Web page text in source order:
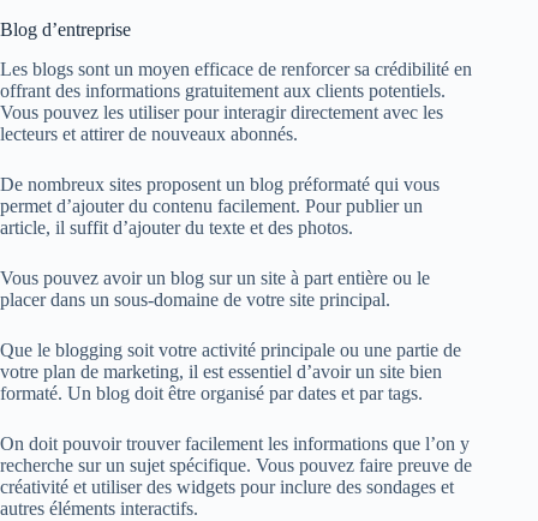
Blog d’entreprise
Les blogs sont un moyen efficace de renforcer sa crédibilité en
offrant des informations gratuitement aux clients potentiels.
Vous pouvez les utiliser pour interagir directement avec les
lecteurs et attirer de nouveaux abonnés.
De nombreux sites proposent un blog préformaté qui vous
permet d’ajouter du contenu facilement. Pour publier un
article, il suffit d’ajouter du texte et des photos.
Vous pouvez avoir un blog sur un site à part entière ou le
placer dans un sous-domaine de votre site principal.
Que le blogging soit votre activité principale ou une partie de
votre plan de marketing, il est essentiel d’avoir un site bien
formaté. Un blog doit être organisé par dates et par tags.
On doit pouvoir trouver facilement les informations que l’on y
recherche sur un sujet spécifique. Vous pouvez faire preuve de
créativité et utiliser des widgets pour inclure des sondages et
autres éléments interactifs.